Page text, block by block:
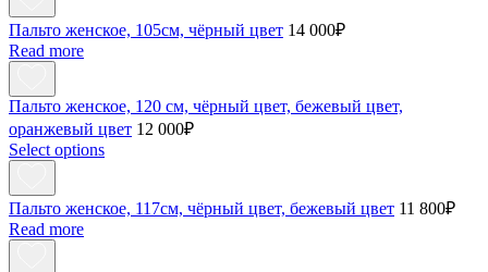
Пальто женское, 105см, чёрный цвет 14 000₽
Read more
Пальто женское, 120 см, чёрный цвет, бежевый цвет,
оранжевый цвет 12 000₽
Select options
Пальто женское, 117см, чёрный цвет, бежевый цвет 11 800₽
Read more